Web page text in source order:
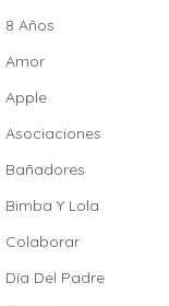
8 Años
Amor
Apple
Asociaciones
Bañadores
Bimba Y Lola
Colaborar
Día Del Padre